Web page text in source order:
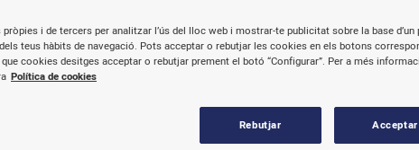
dindi
i de tercers per analitzar l’ús del lloc web i mostrar-te publicitat sobre la base d’un
teus hàbits de navegació. Pots acceptar o rebutjar les cookies en els botons
cookies desitges acceptar o rebutjar prement el botó “Configurar”. Per a més
Política de cookies
Rebutjar Acceptar